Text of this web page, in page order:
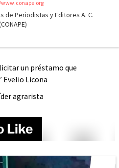
de Periodistas y Editores A. C.
un préstamo que
Evelio Licona
agrarista
Like